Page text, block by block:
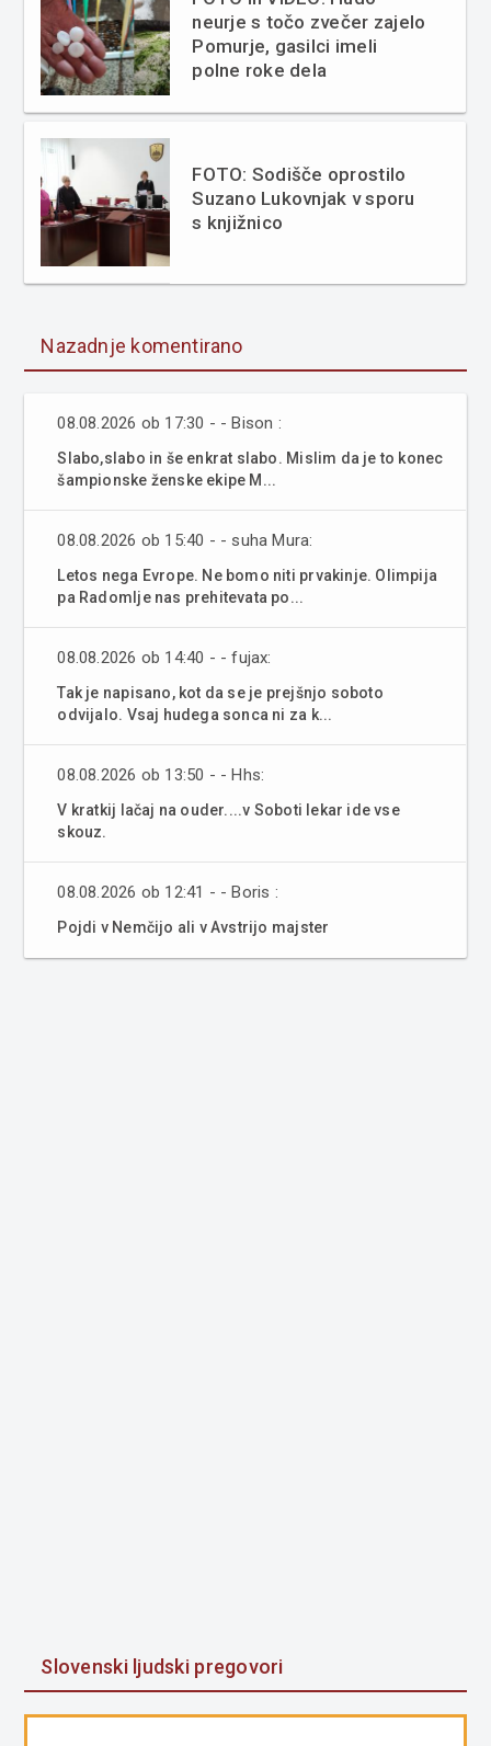
neurje s točo zvečer zajelo
Pomurje, gasilci imeli
polne roke dela
FOTO: Sodišče oprostilo
Suzano Lukovnjak v sporu
s knjižnico
Nazadnje komentirano
08.08.2026 ob 17:30 - - Bison :
Slabo,slabo in še enkrat slabo. Mislim da je to konec
šampionske ženske ekipe M...
08.08.2026 ob 15:40 - - suha Mura:
Letos nega Evrope. Ne bomo niti prvakinje. Olimpija
pa Radomlje nas prehitevata po...
08.08.2026 ob 14:40 - - fujax:
Tak je napisano, kot da se je prejšnjo soboto
odvijalo. Vsaj hudega sonca ni za k...
08.08.2026 ob 13:50 - - Hhs:
V kratkij lačaj na ouder....v Soboti lekar ide vse
skouz.
08.08.2026 ob 12:41 - - Boris :
Pojdi v Nemčijo ali v Avstrijo majster
Slovenski ljudski pregovori